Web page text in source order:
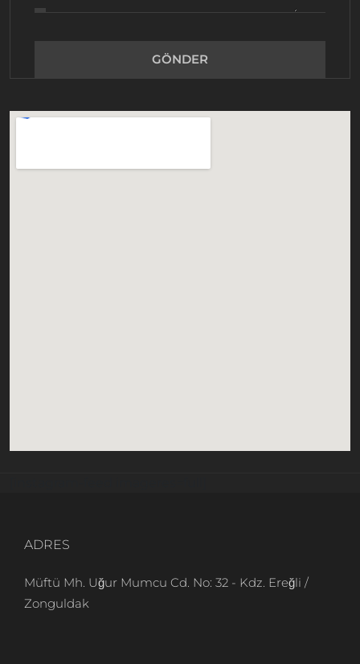
ADRES
Müftü Mh. Uğur Mumcu Cd. No: 32 - Kdz. Ereğli /
Zonguldak